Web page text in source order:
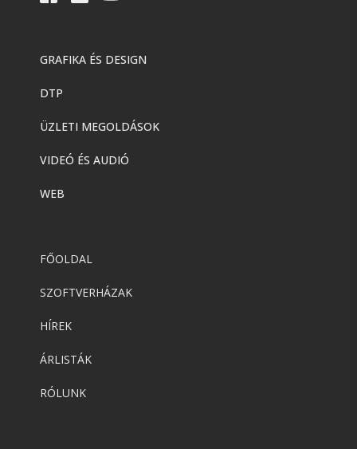
GRAFIKA ÉS DESIGN
DTP
ÜZLETI MEGOLDÁSOK
VIDEÓ ÉS AUDIÓ
WEB
FŐOLDAL
SZOFTVERHÁZAK
HÍREK
ÁRLISTÁK
RÓLUNK